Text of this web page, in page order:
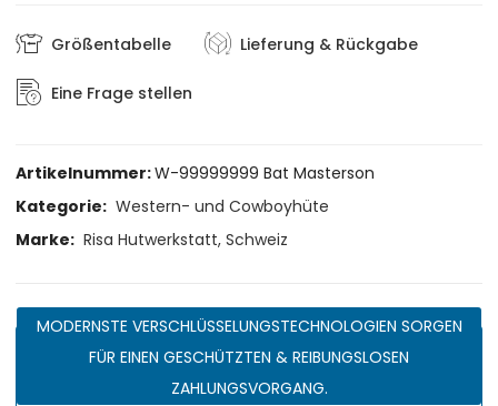
Größentabelle Lieferung & Rückgabe
Eine Frage stellen
Artikelnummer:W-99999999 Bat Masterson
Kategorie: Western- und Cowboyhüte
Marke: Risa Hutwerkstatt, Schweiz
MODERNSTE VERSCHLÜSSELUNGSTECHNOLOGIEN SORGEN
FÜR EINEN GESCHÜTZTEN & REIBUNGSLOSEN
ZAHLUNGSVORGANG.